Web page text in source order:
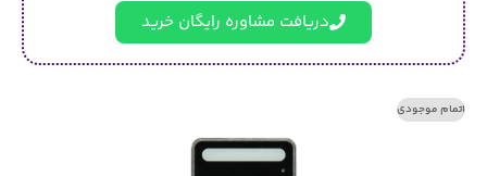
دریافت مشاوره رایگان خرید
اتمام موجودی